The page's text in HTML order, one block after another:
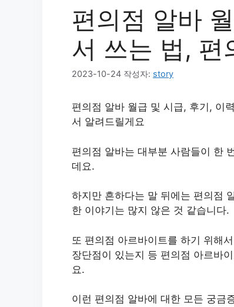
편의점 알바
서 쓰는 법, 편
2023-10-24 작성자: story
편의점 알바 월급 및 시급, 후기, 이
서 알려드릴게요
편의점 알바는 대부분 사람들이 한
데요.
하지만 흔하다는 말 뒤에는 편의점
한 이야기는 많지 않은 것 같습니다.
또 편의점 아르바이트를 하기 위해
장단점이 있는지 등 편의점 아르바
요.
이런 편의점 알바에 대한 모든 궁금